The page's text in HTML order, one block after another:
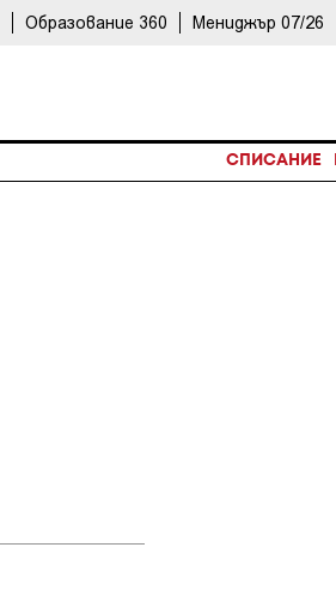
Образование 360 Мениджър 07/26
СПИСАНИЕ